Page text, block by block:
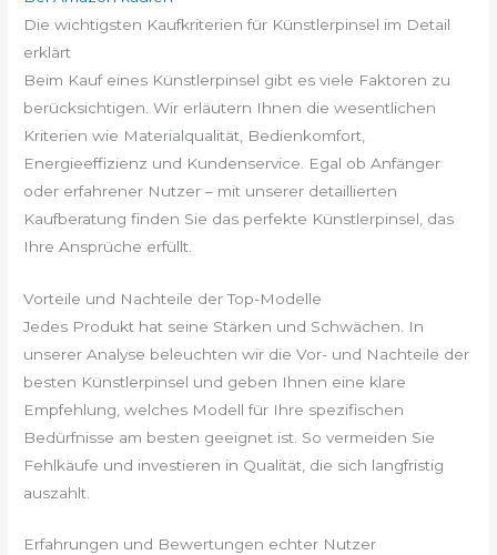
Die wichtigsten Kaufkriterien für Künstlerpinsel im Detail
erklärt
Beim Kauf eines Künstlerpinsel gibt es viele Faktoren zu
berücksichtigen. Wir erläutern Ihnen die wesentlichen
Kriterien wie Materialqualität, Bedienkomfort,
Energieeffizienz und Kundenservice. Egal ob Anfänger
oder erfahrener Nutzer – mit unserer detaillierten
Kaufberatung finden Sie das perfekte Künstlerpinsel, das
Ihre Ansprüche erfüllt.
Vorteile und Nachteile der Top-Modelle
Jedes Produkt hat seine Stärken und Schwächen. In
unserer Analyse beleuchten wir die Vor- und Nachteile der
besten Künstlerpinsel und geben Ihnen eine klare
Empfehlung, welches Modell für Ihre spezifischen
Bedürfnisse am besten geeignet ist. So vermeiden Sie
Fehlkäufe und investieren in Qualität, die sich langfristig
auszahlt.
Erfahrungen und Bewertungen echter Nutzer